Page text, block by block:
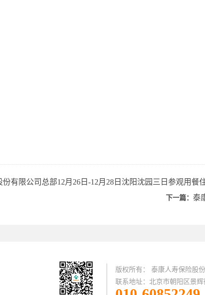
有限公司总部12月26日-12月28日沈阳沈园三日参观用餐
下一篇： 泰
版权所有： 泰康人寿保险股
联系地址：北京市朝阳区景